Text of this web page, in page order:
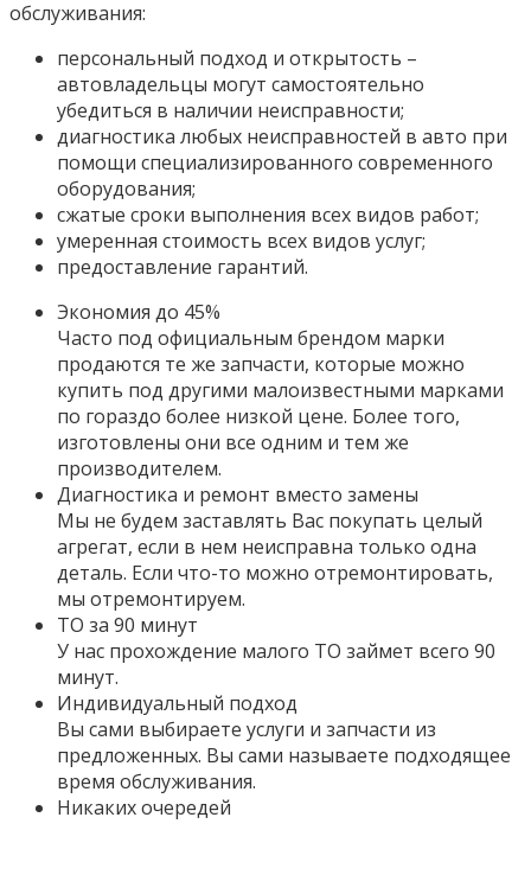
обслуживания:
персональный подход и открытость –
автовладельцы могут самостоятельно
убедиться в наличии неисправности;
диагностика любых неисправностей в авто при
помощи специализированного современного
оборудования;
сжатые сроки выполнения всех видов работ;
умеренная стоимость всех видов услуг;
предоставление гарантий.
Экономия до 45%
Часто под официальным брендом марки
продаются те же запчасти, которые можно
купить под другими малоизвестными марками
по гораздо более низкой цене. Более того,
изготовлены они все одним и тем же
производителем.
Диагностика и ремонт вместо замены
Мы не будем заставлять Вас покупать целый
агрегат, если в нем неисправна только одна
деталь. Если что-то можно отремонтировать,
мы отремонтируем.
ТО за 90 минут
У нас прохождение малого ТО займет всего 90
минут.
Индивидуальный подход
Вы сами выбираете услуги и запчасти из
предложенных. Вы сами называете подходящее
время обслуживания.
Никаких очередей